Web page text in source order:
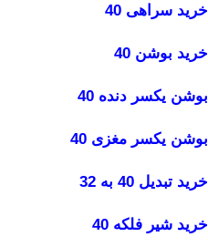
خرید سراهی 40
خرید بوشن 40
بوشن یکسر دنده 40
بوشن یکسر مغزی 40
خرید تبدیل 40 به 32
خرید شیر فلکه 40